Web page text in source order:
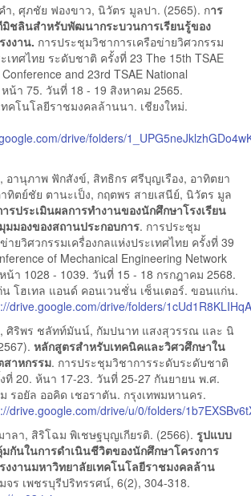
, ศุภชัย ฟองขาว, นิวัตร มูลปา. (2565). การ
มิชลินสำหรับพัฒนากระบวนการเรียนรู้ของ
งงาน. การประชุมวิชาการเครือข่ายวิศวกรรม
เทศไทย ระดับชาติ ครั้งที่ 23 The 15th TSAE
and 23rd TSAE National
น้า 75. วันที่ 18 - 19 สิงหาคม 2565.
คโนโลยีราชมงคลล้านนา. เชียงใหม่.
drive/folders/
อานุภาพ ฟักสังข์, สิทธิกร ศรีบุญเรือง, อาทิตยา
ทิตย์ชัย ตานะเป็ง, กฤตพร สายเสนีย์, นิวัตร มูล
ารประเมินผลการทำงานของนักศึกษาโรงเรียน
มมองของสถานประกอบการ. การประชุม
ายวิศวกรรมเครื่องกลแห่งประเทศไทย ครั้งที่ 39
of Mechanical Engineering Network
น้า 1028 - 1039. วันที่ 15 - 18 กรกฎาคม 2568.
โฮเทล แอนด์ คอนเวนชั่น เซ็นเตอร์. ขอนแก่น.
drive.google.com/drive/folders/
ศิริพร ชลัทท์มันน์, กัมปนาท แสงสุวรรณ และ นิ
หลักสูตรสำหรับเทคนิคและวิศวศึกษาใน
สาหกรรม. การประชุมวิชาการระดับระดับชาติ
ที่ 20. ห้นา 17-23. วันที่ 25-27 กันยายน พ.ศ.
รอยัล ออคิด เชอราตัน. กรุงเทพมหานคร.
drive.google.com/drive/u/0/folders/
ลา, สิริโฉม พิเชษฐบุญเกียรติ. (2566). รูปแบบ
กันในการดำเนินชีวิตของนักศึกษาโครงการ
งงานมหาวิทยาลัยเทคโนโลยีราชมงคลล้าน
จร เพชรบุรีปริทรรศน์, 6(2), 304-318.